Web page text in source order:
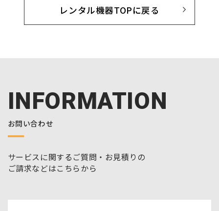
レンタル機器TOPに戻る
INFORMATION
お問い合わせ
サービスに関するご質問・お見積りの
ご請求などはこちらから